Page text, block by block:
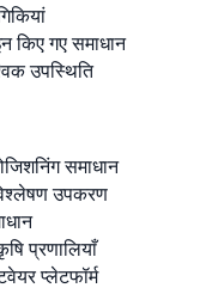
किए गए समाधान
उपस्थिति
समाधान
उपकरण
प्रणालियाँ
प्लेटफॉर्म